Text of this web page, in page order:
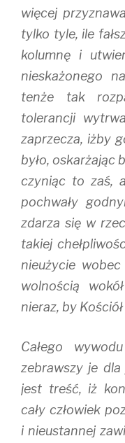
więcej
tylko tyle, ile
kolumnę i
nieskażonego
tenże tak
tolerancji
zaprzecza, iżby
było, oskarżając
czyniąc to zaś,
pochwały
zdarza się w
takiej
nieużycie
wolnością
nieraz, by
Całego
zebrawszy je
jest treść, iż
cały człowiek
i nieustannej